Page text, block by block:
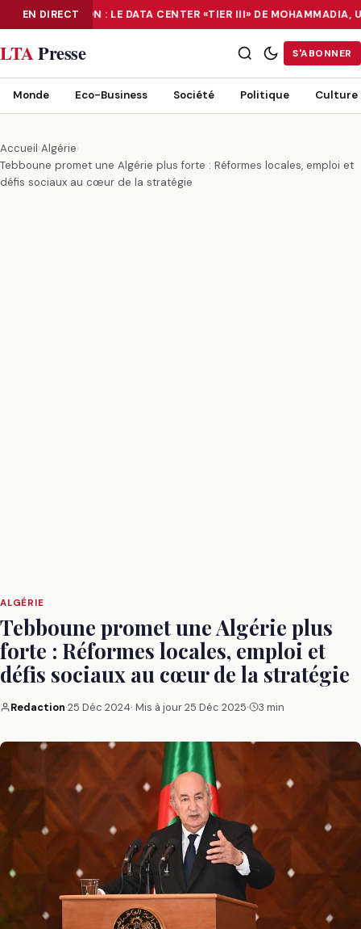
EN DIRECT
NUMÉRISATION : LE DATA CENTER «TIER III» DE MOHAMMADIA,
NUMÉRISATION : LE DATA CENTER «TIER III» DE MOHAMMADIA, UN
LTAPresse S'ABONNER
Monde Eco-Business Société Politique Culture
Accueil›Algérie›
Tebboune promet une Algérie plus forte : Réformes locales, emploi et
défis sociaux au cœur de la stratégie
ALGÉRIE
Tebboune promet une Algérie plus
forte : Réformes locales, emploi et
défis sociaux au cœur de la stratégie
Redaction·25 Déc 2024· Mis à jour25 Déc 2025· 3 min